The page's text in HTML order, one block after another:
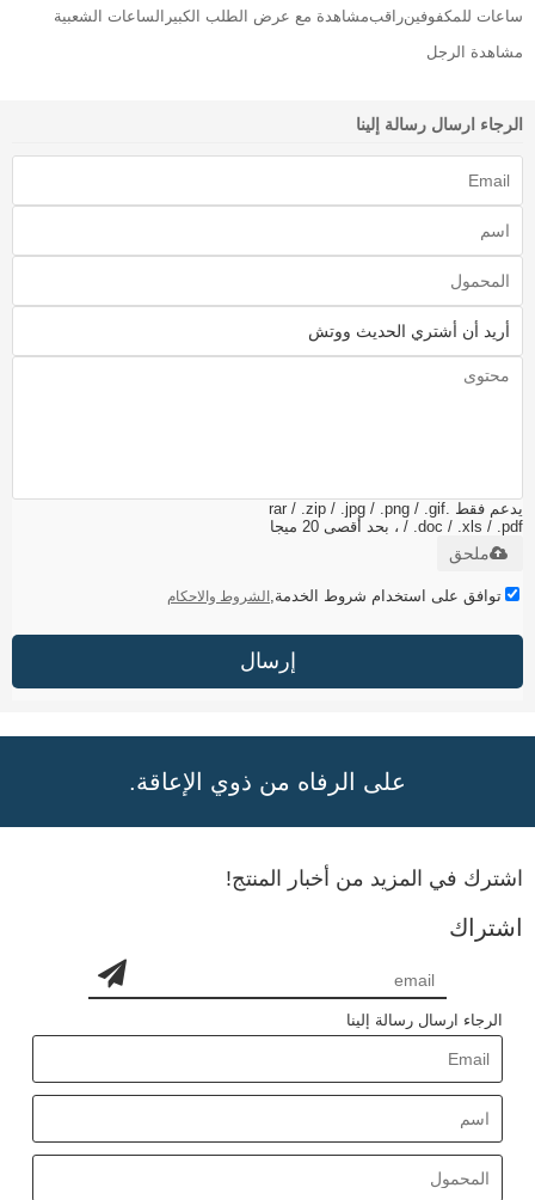
ساعات للمكفوفينراقبمشاهدة مع عرض الطلب الكبير الساعات الشعبية
مشاهدة الرجل
الرجاء ارسال رسالة إلينا
يدعم فقط .rar / .zip / .jpg / .png / .gif
/ .doc / .xls / .pdf ، بحد أقصى 20 ميجا
ملحق
توافق على استخدام شروط الخدمة, الشروط والاحكام
إرسال
على الرفاه من ذوي الإعاقة.
اشترك في المزيد من أخبار المنتج!
اشتراك
الرجاء ارسال رسالة إلينا